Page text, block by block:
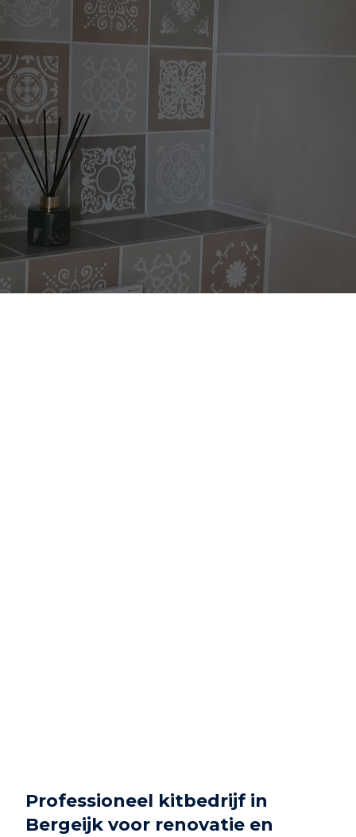
Professioneel kitbedrijf in
Bergeijk voor renovatie en